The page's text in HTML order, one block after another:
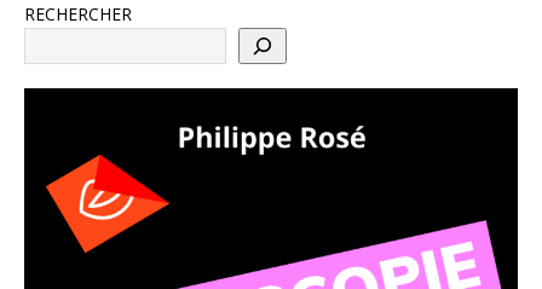
RECHERCHER